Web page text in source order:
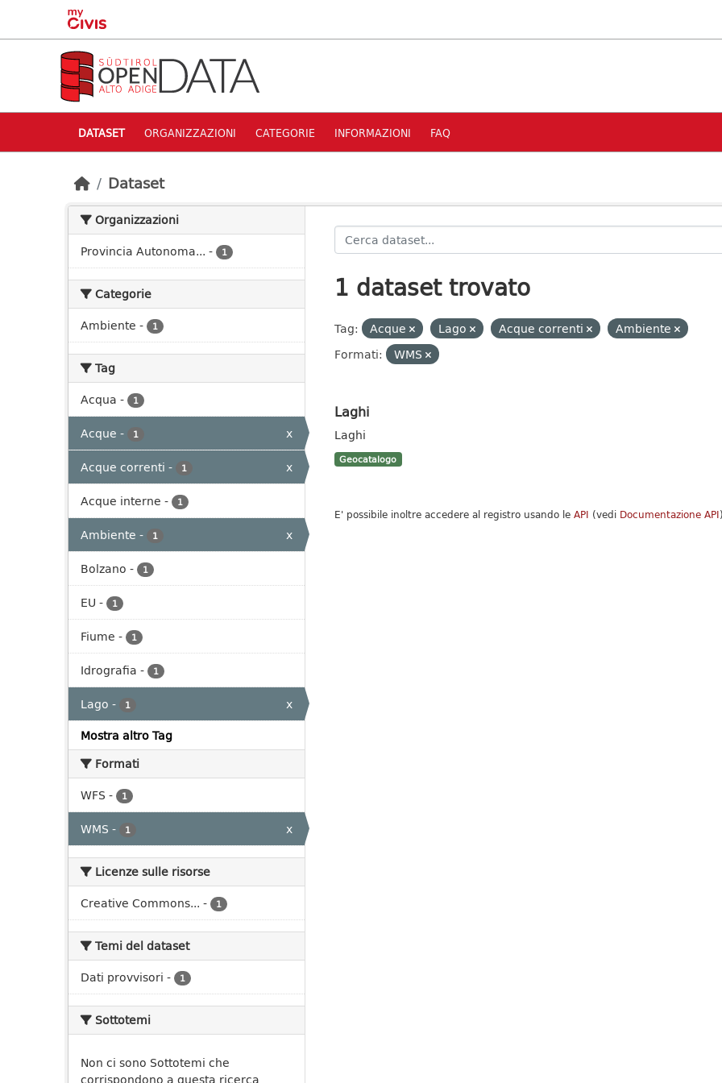
Skip to main content
DATASET ORGANIZZAZIONI CATEGORIE INFORMAZIONI FAQ
Dataset
Organizzazioni
Provincia Autonoma... - 1
Categorie
Ambiente - 1
Tag
Acqua - 1
Acque - 1
x
Acque correnti - 1
x
Acque interne - 1
Ambiente - 1
x
Bolzano - 1
EU - 1
Fiume - 1
Idrografia - 1
Lago - 1
x
Mostra altro Tag
Formati
WFS - 1
WMS - 1 x
Licenze sulle risorse
Creative Commons... - 1
Temi del dataset
Dati provvisori - 1
Sottotemi
Non ci sono Sottotemi che
corrispondono a questa ricerca
1 dataset trovato
Tag: Acque Lago Acque correnti
Ambiente
Formati:
WMS
Laghi
Laghi
Geocatalogo
E' possibile inoltre accedere al registro usando le API (vedi Documentazione API